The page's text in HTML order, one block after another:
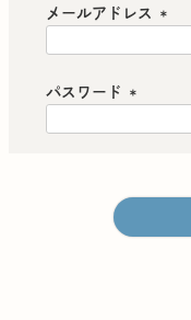
メールアドレス
パスワード